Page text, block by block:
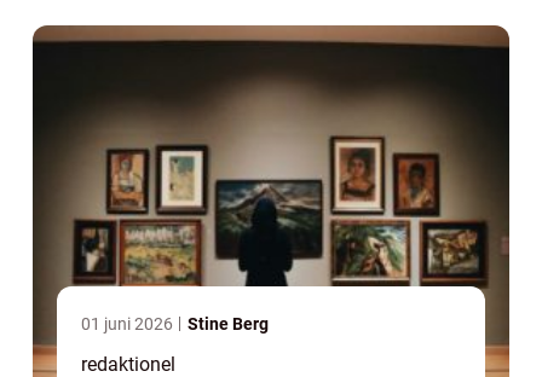
denne art...
01 juni 2026 Stine Berg
redaktionel